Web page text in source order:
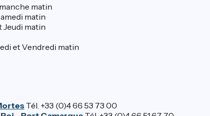
matin
matin
Jeudi matin
et Vendredi matin
Tél. +33 (0)4 66 53 73 00